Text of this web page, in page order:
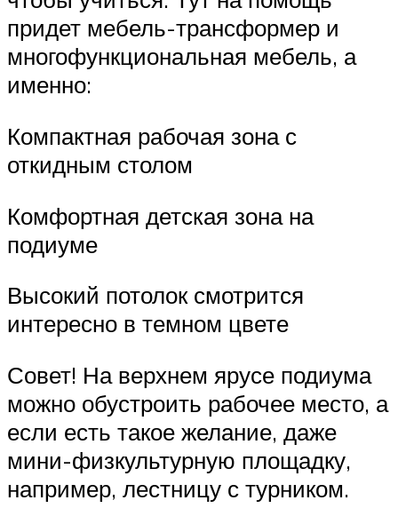
придет мебель-трансформер и
многофункциональная мебель, а
именно:
Компактная рабочая зона с
откидным столом
Комфортная детская зона на
подиуме
Высокий потолок смотрится
интересно в темном цвете
Совет! На верхнем ярусе подиума
можно обустроить рабочее место, а
если есть такое желание, даже
мини-физкультурную площадку,
например, лестницу с турником.